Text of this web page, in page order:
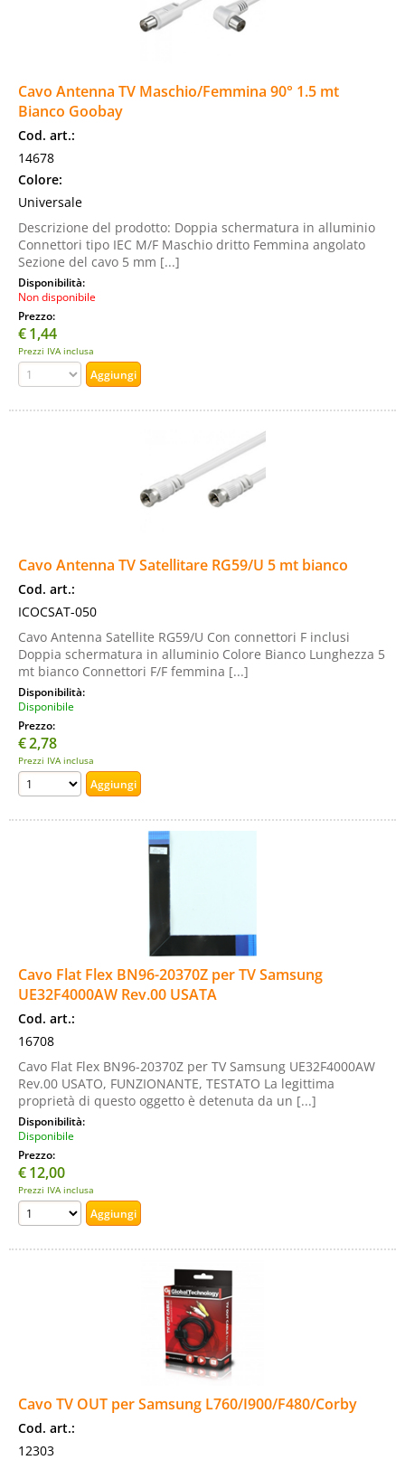
Cavo Antenna TV Maschio/Femmina 90° 1.5 mt
Bianco Goobay
Cod. art.:
14678
Colore:
Universale
Descrizione del prodotto: Doppia schermatura in alluminio
Connettori tipo IEC M/F Maschio dritto Femmina angolato
Sezione del cavo 5 mm [...]
Disponibilità:
Non disponibile
Prezzo:
€1,44
Prezzi IVA inclusa
Cavo Antenna TV Satellitare RG59/U 5 mt bianco
Cod. art.:
ICOCSAT-050
Cavo Antenna Satellite RG59/U Con connettori F inclusi
Doppia schermatura in alluminio Colore Bianco Lunghezza 5
mt bianco Connettori F/F femmina [...]
Disponibilità:
Disponibile
Prezzo:
€2,78
Prezzi IVA inclusa
Cavo Flat Flex BN96-20370Z per TV Samsung
UE32F4000AW Rev.00 USATA
Cod. art.:
16708
Cavo Flat Flex BN96-20370Z per TV Samsung UE32F4000AW
Rev.00 USATO, FUNZIONANTE, TESTATO La legittima
proprietà di questo oggetto è detenuta da un [...]
Disponibilità:
Disponibile
Prezzo:
€12,00
Prezzi IVA inclusa
Cavo TV OUT per Samsung L760/I900/F480/Corby
Cod. art.:
12303